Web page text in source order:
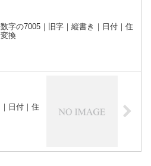
字の7005｜旧字｜縦書き｜日付｜住
換
日付｜住